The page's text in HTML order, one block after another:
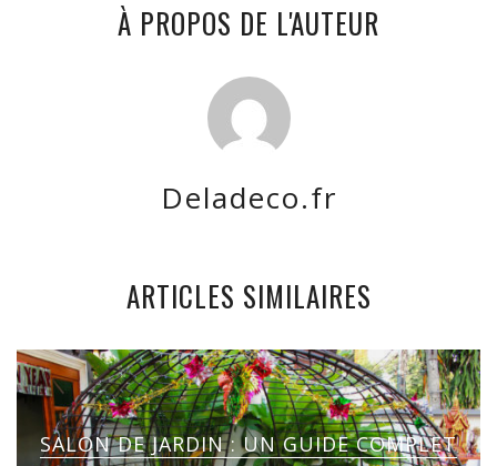
À PROPOS DE L'AUTEUR
Deladeco.fr
ARTICLES SIMILAIRES
SALON DE JARDIN : UN GUIDE COMPLET